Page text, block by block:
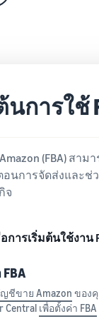
นการใช้
(FBA) สาม
นการจัดส่งและช่
จ
ารเริ่มต้นใช้งาน
ชีขาย Amazon ของ
Central เพื่อตั้งค่า FBA